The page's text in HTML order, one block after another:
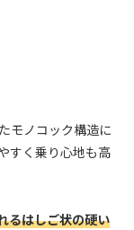
モノコック構造に
すく乗り心地も高
るはしご状の硬い